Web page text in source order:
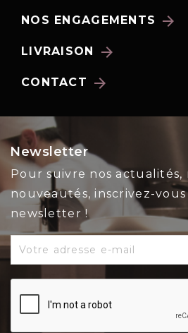
NOS ENGAGEMENTS arrow_forward
LIVRAISON arrow_forward
CONTACT arrow_forward
Newsletter
Pour suivre nos actualités,
nouveautés, inscrivez-
newsletter !